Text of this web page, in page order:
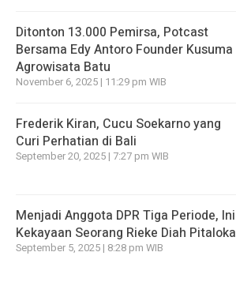
Ditonton 13.000 Pemirsa, Potcast
Bersama Edy Antoro Founder Kusuma
Agrowisata Batu
November 6, 2025 | 11:29 pm WIB
Frederik Kiran, Cucu Soekarno yang
Curi Perhatian di Bali
September 20, 2025 | 7:27 pm WIB
Menjadi Anggota DPR Tiga Periode, Ini
Kekayaan Seorang Rieke Diah Pitaloka
September 5, 2025 | 8:28 pm WIB